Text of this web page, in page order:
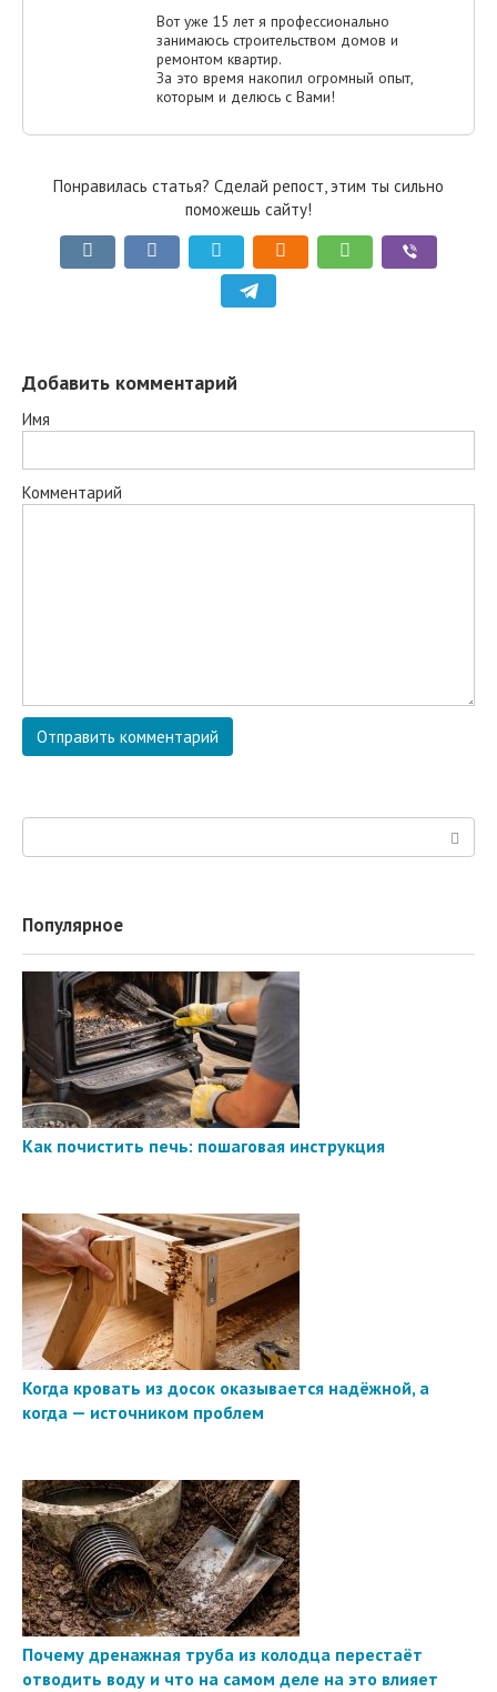
Вот уже 15 лет я профессионально
занимаюсь строительством домов и
ремонтом квартир.
За это время накопил огромный опыт,
которым и делюсь с Вами!
Понравилась статья? Сделай репост, этим ты сильно
поможешь сайту!
Добавить комментарий
Имя
Комментарий
Популярное
Как почистить печь: пошаговая инструкция
Когда кровать из досок оказывается надёжной, а
когда — источником проблем
Почему дренажная труба из колодца перестаёт
отводить воду и что на самом деле на это влияет